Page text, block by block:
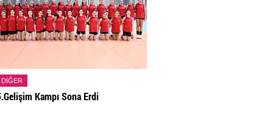
DIĞER
Kampı Sona Erdi